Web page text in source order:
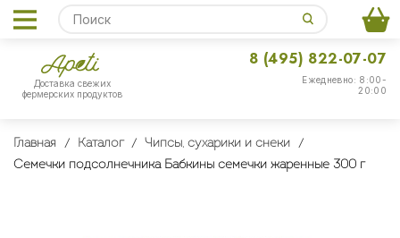
Доставка свежих
фермерских продуктов
Ежедневно: 8:00-
20:00
8 (495) 822-07-07
Главная Каталог
Чипсы, сухарики и снеки
Семечки подсолнечника Бабкины семечки жаренные 300 г